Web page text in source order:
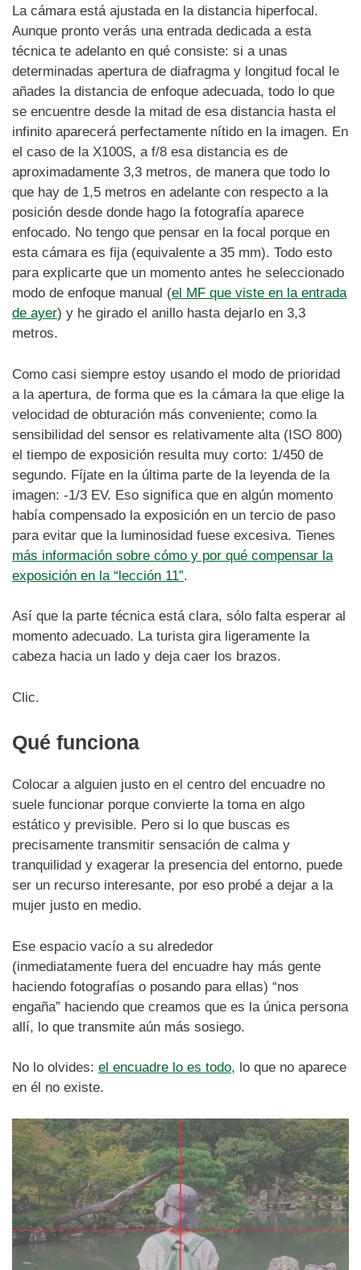
La cámara está ajustada en la distancia hiperfocal.
Aunque pronto verás una entrada dedicada a esta
técnica te adelanto en qué consiste: si a unas
determinadas apertura de diafragma y longitud focal le
añades la distancia de enfoque adecuada, todo lo que
se encuentre desde la mitad de esa distancia hasta el
infinito aparecerá perfectamente nítido en la imagen. En
el caso de la X100S, a f/8 esa distancia es de
aproximadamente 3,3 metros, de manera que todo lo
que hay de 1,5 metros en adelante con respecto a la
posición desde donde hago la fotografía aparece
enfocado. No tengo que pensar en la focal porque en
esta cámara es fija (equivalente a 35 mm). Todo esto
para explicarte que un momento antes he seleccionado
modo de enfoque manual (el MF que viste en la entrada
de ayer) y he girado el anillo hasta dejarlo en 3,3
metros.
Como casi siempre estoy usando el modo de prioridad
a la apertura, de forma que es la cámara la que elige la
velocidad de obturación más conveniente; como la
sensibilidad del sensor es relativamente alta (ISO 800)
el tiempo de exposición resulta muy corto: 1/450 de
segundo. Fíjate en la última parte de la leyenda de la
imagen: -1/3 EV. Eso significa que en algún momento
había compensado la exposición en un tercio de paso
para evitar que la luminosidad fuese excesiva. Tienes
más información sobre cómo y por qué compensar la
exposición en la “lección 11”.
Así que la parte técnica está clara, sólo falta esperar al
momento adecuado. La turista gira ligeramente la
cabeza hacia un lado y deja caer los brazos.
Clic.
Qué funciona
Colocar a alguien justo en el centro del encuadre no
suele funcionar porque convierte la toma en algo
estático y previsible. Pero si lo que buscas es
precisamente transmitir sensación de calma y
tranquilidad y exagerar la presencia del entorno, puede
ser un recurso interesante, por eso probé a dejar a la
mujer justo en medio.
Ese espacio vacío a su alrededor
(inmediatamente fuera del encuadre hay más gente
haciendo fotografías o posando para ellas) “nos
engaña” haciendo que creamos que es la única persona
allí, lo que transmite aún más sosiego.
No lo olvides: el encuadre lo es todo, lo que no aparece
en él no existe.